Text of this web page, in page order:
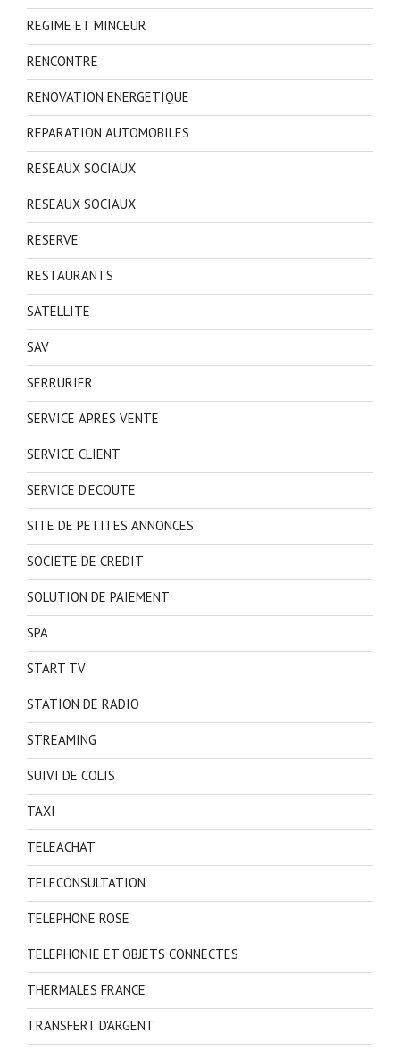
REGIME ET MINCEUR
RENCONTRE
RENOVATION ENERGETIQUE
REPARATION AUTOMOBILES
RESEAUX SOCIAUX
RESEAUX SOCIAUX
RESERVE
RESTAURANTS
SATELLITE
SAV
SERRURIER
SERVICE APRES VENTE
SERVICE CLIENT
SERVICE D'ECOUTE
SITE DE PETITES ANNONCES
SOCIETE DE CREDIT
SOLUTION DE PAIEMENT
SPA
START TV
STATION DE RADIO
STREAMING
SUIVI DE COLIS
TAXI
TELEACHAT
TELECONSULTATION
TELEPHONE ROSE
TELEPHONIE ET OBJETS CONNECTES
THERMALES FRANCE
TRANSFERT D'ARGENT